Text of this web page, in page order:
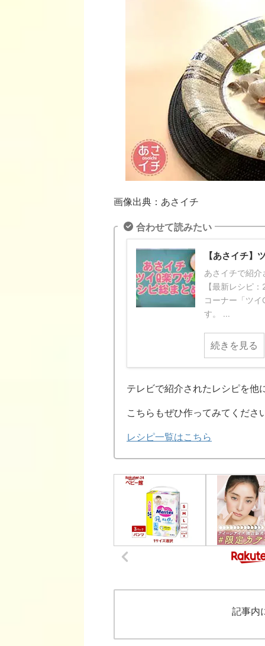
画像出典：あさイチ
合わせて読みたい
【あさイチ】
あさイチで紹
【最新レシピ
コーナー「ツ
す。 ...
続きを見る
テレビで紹介されたレシピを他
こちらもぜひ作ってみてくださ
レシピ一覧はこちら
記事内